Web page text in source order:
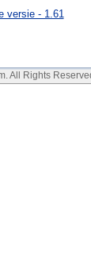
versie - 1.61
All Rights